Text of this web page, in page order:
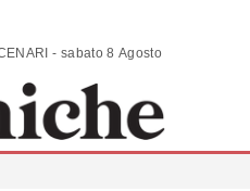
ANALISI | COMMENTI | SCENARI - sabato 8 Agosto 2026